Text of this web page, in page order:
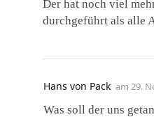
Der hat noch viel
durchgeführt als alle
Hans von Pack am 29.
Was soll der uns